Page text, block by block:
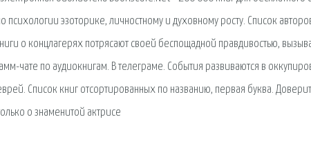
психологии эзоторике, личностному и духовному росту. Список
о концлагерях потрясают своей беспощадной правдивостью,
чате по аудиокнигам. В телеграме. События развиваются в
Список книг отсортированных по названию, первая буква.
о знаменитой актрисе